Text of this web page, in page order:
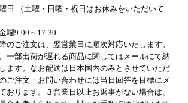
日 （土曜・日曜・祝日はお休みをいただいて
曜9:00～17:30
のご注文は、翌営業日に順次対応いたします。
一部出荷が遅れる商品に関してはメールにて納
ます。なお配送は日本国内のみとさせていただ
ご注文・お問い合わせには当日回答を目標にメ
おります。３営業日以上お返事がない場合は、